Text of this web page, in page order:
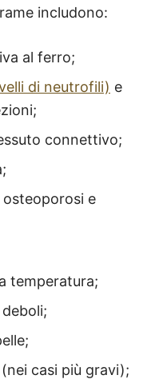
includono:
al ferro;
di neutrofili) e
connettivo;
osteoporosi e
temperatura;
casi più gravi);